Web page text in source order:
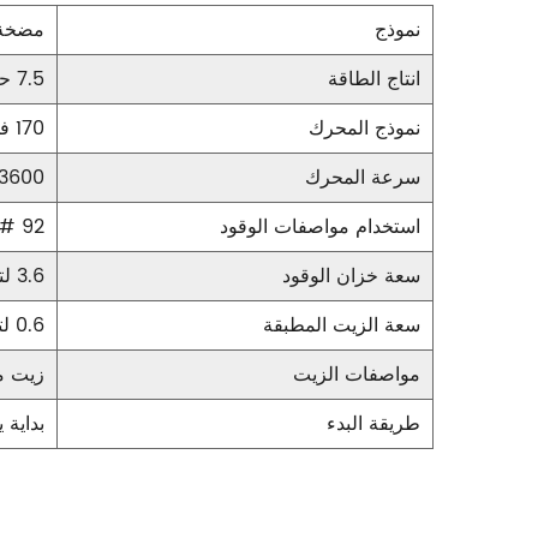
نموذج
انتاج الطاقة
7.5 حصان
نموذج المحرك
170 فهرنهايت
سرعة المحرك
3600 دورة/دقيقة، محرك تخفيض السرعة بنصف السرعة 180
استخدام مواصفات الوقود
92 # بنزين خالي من الرصاص للسيارات
سعة خزان الوقود
3.6 لتر
سعة الزيت المطبقة
0.6 لتر
مواصفات الزيت
زيت
طريقة البدء